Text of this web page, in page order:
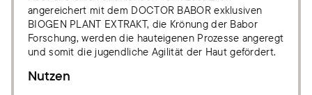
angereichert mit dem DOCTOR BABOR exklusiven
BIOGEN PLANT EXTRAKT, die Krönung der Babor
Forschung, werden die hauteigenen Prozesse angeregt
und somit die jugendliche Agilität der Haut gefördert.
Nutzen